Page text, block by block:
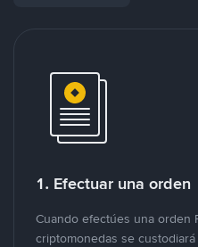
1. Efectuar una orden
Cuando efectúes una orden
criptomonedas se custodiará